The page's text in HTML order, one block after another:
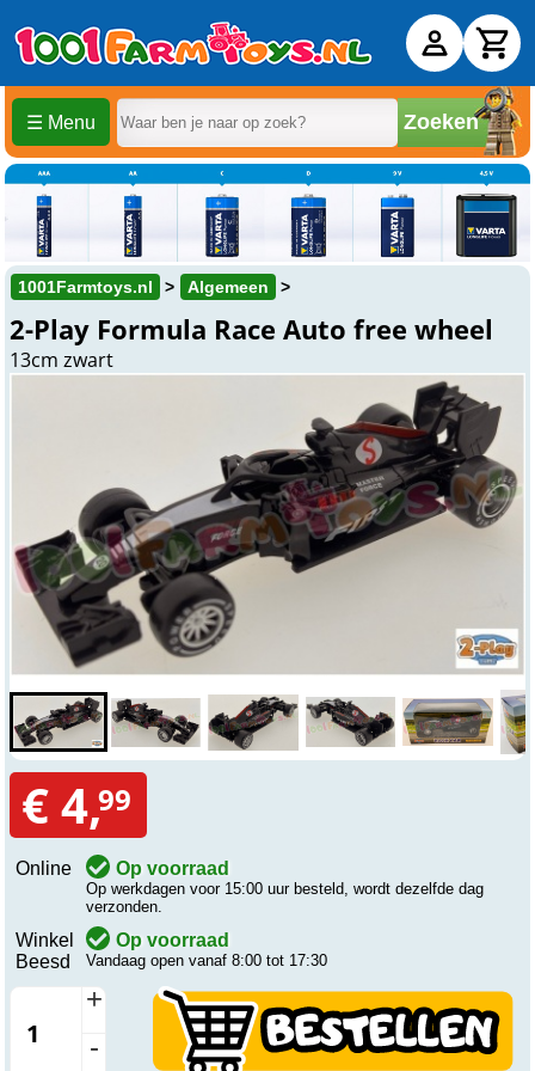
☰ Menu Zoeken
1001Farmtoys.nl Algemeen
2-Play Formula Race Auto free wheel
13cm zwart
€ 4,99
Online Op voorraad
Op werkdagen voor 15:00 uur besteld, wordt dezelfde dag
verzonden.
Winkel
Beesd
Op voorraad
Vandaag open vanaf 8:00 tot 17:30
+
-